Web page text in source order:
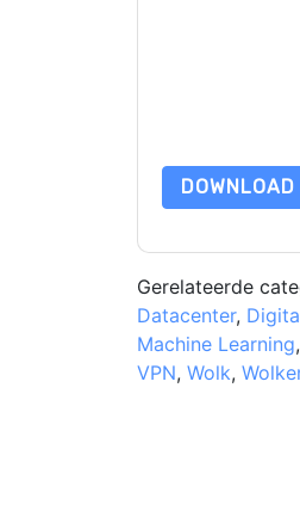
DOWNLOAD
Gerelateerde
Datacenter,
Machine Learning,
VPN, Wolk,